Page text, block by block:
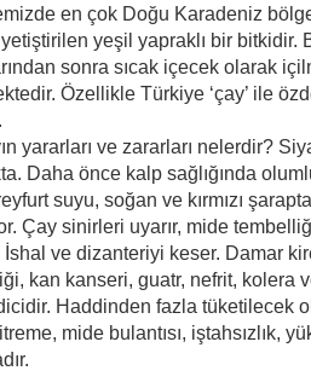
en çok Doğu Karadeniz
yeşil yapraklı bir bitkidir.
sonra sıcak içecek olarak
Özellikle Türkiye ‘çay’ ile
yararları ve zararları nelerdir?
Daha önce kalp sağlığında
suyu, soğan ve kırmızı
Çay sinirleri uyarır, mide
İshal ve dizanteriyi keser. Damar
kan kanseri, guatr, nefrit, kolera
Haddinden fazla tüketilecek
mide bulantısı, iştahsızlık,